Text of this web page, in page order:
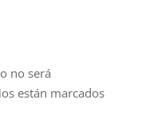
no será
están marcados